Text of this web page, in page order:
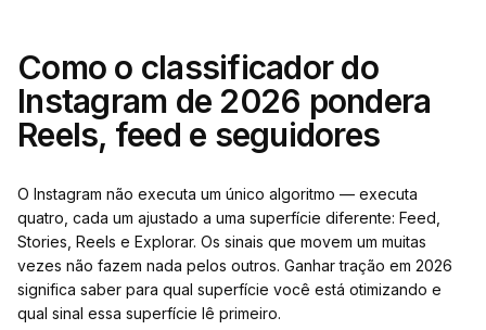
Como o classificador do
Instagram de 2026 pondera
Reels, feed e seguidores
O Instagram não executa um único algoritmo — executa
quatro, cada um ajustado a uma superfície diferente: Feed,
Stories, Reels e Explorar. Os sinais que movem um muitas
vezes não fazem nada pelos outros. Ganhar tração em 2026
significa saber para qual superfície você está otimizando e
qual sinal essa superfície lê primeiro.